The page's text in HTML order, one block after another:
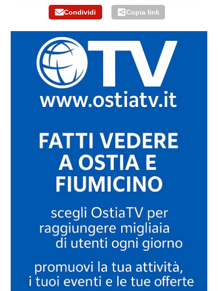
Condividi Copia link